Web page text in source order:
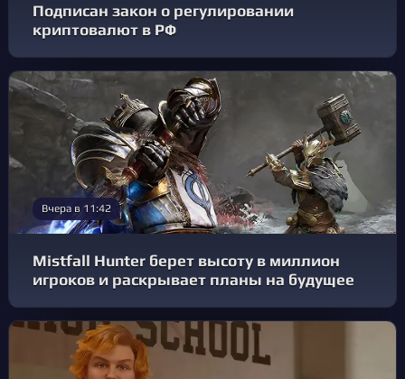
Подписан закон о регулировании
криптовалют в РФ
Вчера в 11:42
Mistfall Hunter берет высоту в миллион
игроков и раскрывает планы на будущее